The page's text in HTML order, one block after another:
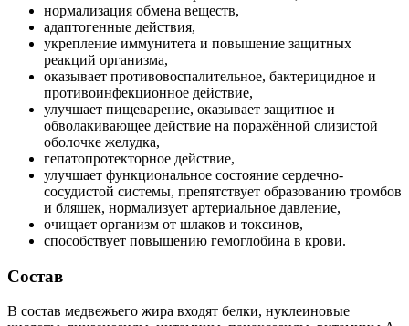
нормализация обмена веществ,
адаптогенные действия,
укрепление иммунитета и повышение защитных
реакций организма,
оказывает противовоспалительное, бактерицидное и
противоинфекционное действие,
улучшает пищеварение, оказывает защитное и
обволакивающее действие на поражённой слизистой
оболочке желудка,
гепатопротекторное действие,
улучшает функциональное состояние сердечно-
сосудистой системы, препятствует образованию тромбов
и бляшек, нормализует артериальное давление,
очищает организм от шлаков и токсинов,
способствует повышению гемоглобина в крови.
Состав
В состав медвежьего жира входят белки, нуклеиновые